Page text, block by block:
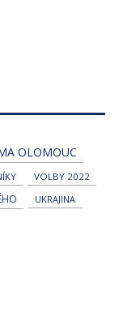
OLOMOUC
VOLBY 2022
UKRAJINA